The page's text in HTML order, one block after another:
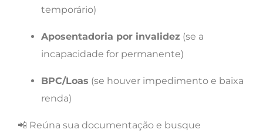
temporário)
Aposentadoria por invalidez (se a
incapacidade for permanente)
BPC/Loas (se houver impedimento e baixa
renda)
📲 Reúna sua documentação e busque